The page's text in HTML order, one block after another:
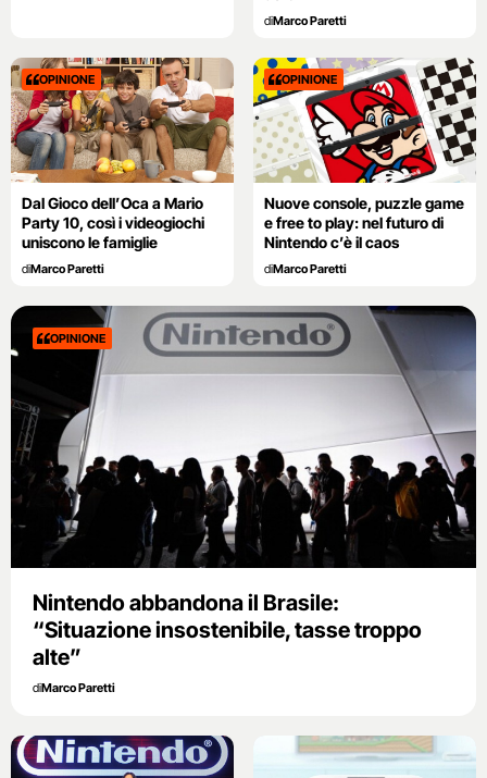
diMarco Paretti
OPINIONE
Dal Gioco dell’Oca a Mario
Party 10, così i videogiochi
uniscono le famiglie
diMarco Paretti
OPINIONE
Nuove console, puzzle game
e free to play: nel futuro di
Nintendo c’è il caos
diMarco Paretti
OPINIONE
Nintendo abbandona il Brasile:
“Situazione insostenibile, tasse troppo
alte”
diMarco Paretti